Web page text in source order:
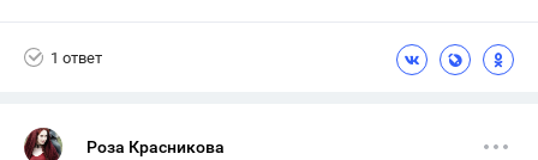
1 ответ
Роза Красникова